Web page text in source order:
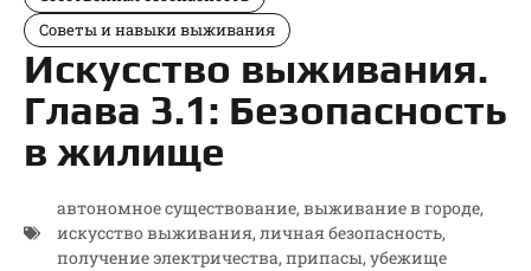
Советы и навыки выживания
Искусство выживания.
Глава 3.1: Безопасность
в жилище
автономное существование, выживание в городе,
искусство выживания, личная безопасность,
получение электричества, припасы, убежище